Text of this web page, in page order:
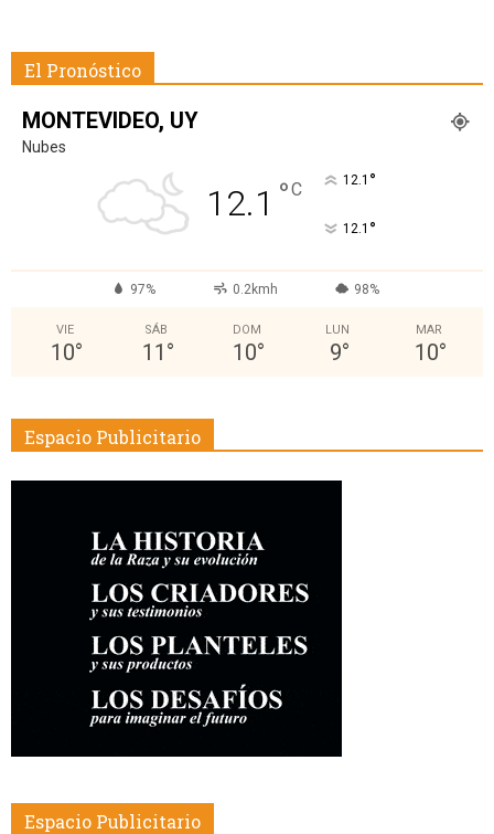
El Pronóstico
MONTEVIDEO, UY
Nubes
12.1 °C 12.1 °
12.1 °
97% 0.2kmh 98%
VIE
10°
SÁB
11 °
DOM
10°
LUN
9°
MAR
10°
Espacio Publicitario
Espacio Publicitario